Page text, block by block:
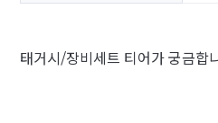
태거시/장비세트 티어가 궁금합